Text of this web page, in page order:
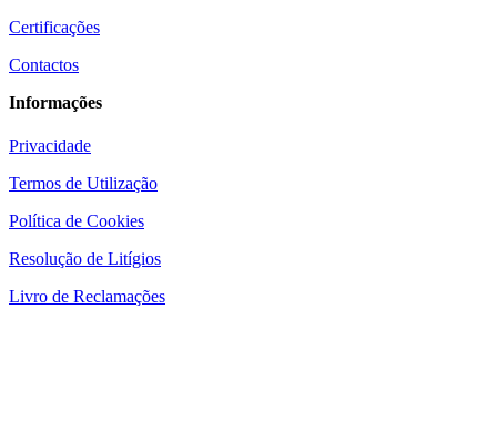
Certificações
Contactos
Informações
Privacidade
Termos de Utilização
Política de Cookies
Resolução de Litígios
Livro de Reclamações